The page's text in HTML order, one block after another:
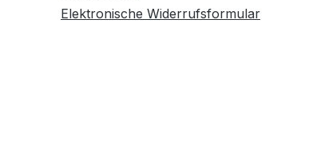
Elektronische Widerrufsformular